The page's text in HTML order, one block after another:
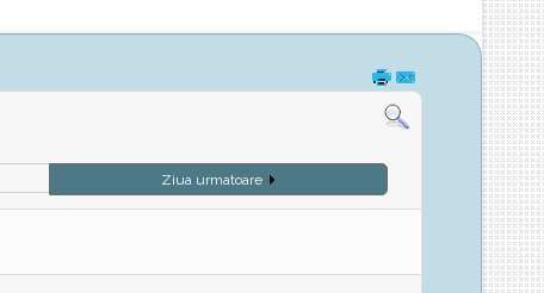
Ziua urmatoare